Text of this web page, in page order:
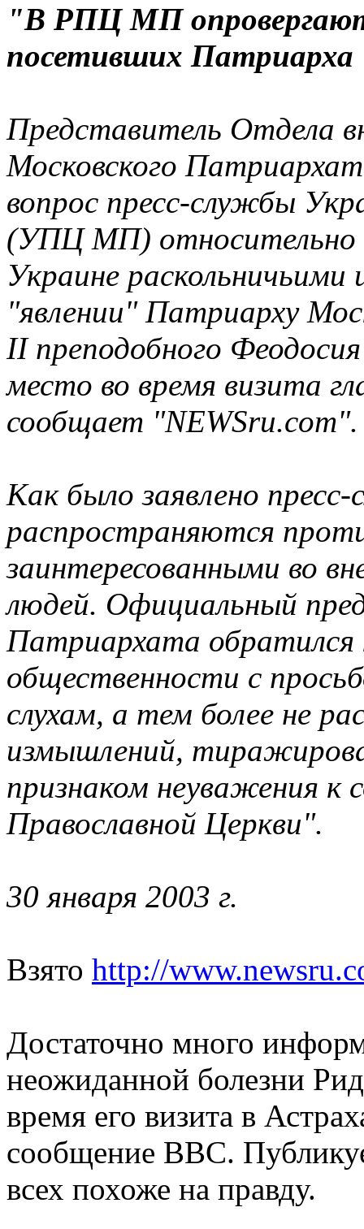
"В РПЦ МП
посетивших Патриарха
Представитель Отдела
Московского
вопрос пресс-службы
(УПЦ МП) относительно
Украине
"явлении" Патриарху
II преподобного
место во время визита
сообщает "NEWSru.com".
Как было заявлено
распространяются
заинтересованными во
людей. Официальный
Патриархата
общественности с
слухам, а тем более не
измышлений,
признаком неуважения к
Православной Церкви".
30 января 2003 г.
Взято http://
Достаточно много
неожиданной болезни
время его визита в
сообщение BBC.
всех похоже на правду.